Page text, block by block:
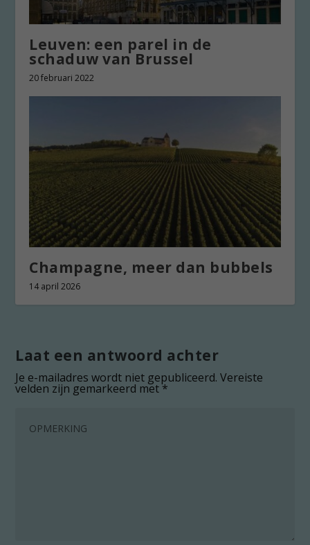
Leuven: een parel in de
schaduw van Brussel
20 februari 2022
Champagne, meer dan bubbels
14 april 2026
Laat een antwoord achter
Je e-mailadres wordt niet gepubliceerd. Vereiste
velden zijn gemarkeerd met*